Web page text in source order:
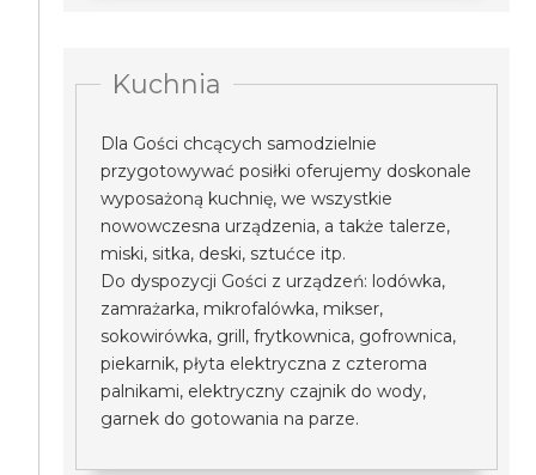
Kuchnia
Dla Gości chcących samodzielnie
przygotowywać posiłki oferujemy doskonale
wyposażoną kuchnię, we wszystkie
nowowczesna urządzenia, a także talerze,
miski, sitka, deski, sztućce itp.
Do dyspozycji Gości z urządzeń: lodówka,
zamrażarka, mikrofalówka, mikser,
sokowirówka, grill, frytkownica, gofrownica,
piekarnik, płyta elektryczna z czteroma
palnikami, elektryczny czajnik do wody,
garnek do gotowania na parze.